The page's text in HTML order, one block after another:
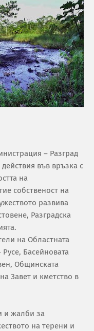
– Разград
във връзка с
на
собственост на
развива
Разградска
на Областната
Басейновата
Общинската
Завет и кметство в
и жалби за
на терени и